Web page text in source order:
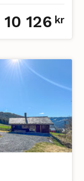
10 126 kr